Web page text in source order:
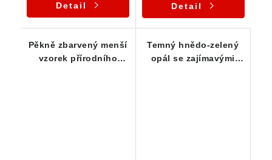
Detail Detail
Pěkně zbarvený menší
vzorek přírodního
Temný hnědo-zelený
opál se zajímavými